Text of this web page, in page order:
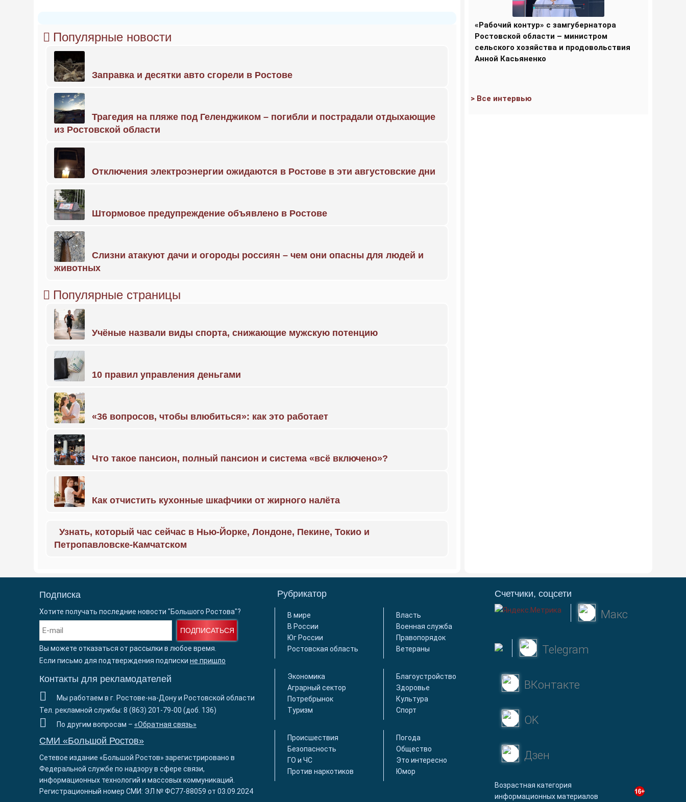
Популярные новости
Заправка и десятки авто сгорели в Ростове
Трагедия на пляже под Геленджиком – погибли и пострадали отдыхающие
из Ростовской области
Отключения электроэнергии ожидаются в Ростове в эти августовские дни
Штормовое предупреждение объявлено в Ростове
Слизни атакуют дачи и огороды россиян – чем они опасны для людей и
животных
Популярные страницы
Учёные назвали виды спорта, снижающие мужскую потенцию
10 правил управления деньгами
«36 вопросов, чтобы влюбиться»: как это работает
Что такое пансион, полный пансион и система «всё включено»?
Как отчистить кухонные шкафчики от жирного налёта
Узнать, который час сейчас в Нью-Йорке, Лондоне, Пекине, Токио и
Петропавловске-Камчатском
«Рабочий контур» с замгубернатора
Ростовской области – министром
сельского хозяйства и продовольствия
Анной Касьяненко
> Все интервью
Подписка
Хотите получать последние новости "Большого Ростова"?
ПОДПИСАТЬСЯ
Вы можете отказаться от рассылки в любое время.
Если письмо для подтверждения подписки не пришло
Контакты для рекламодателей
Мы работаем в г. Ростове-на-Дону и Ростовской области
Тел. рекламной службы: 8 (863) 201-79-00 (доб. 136)
По другим вопросам – «Обратная связь»
СМИ «Большой Ростов»
Сетевое издание «Большой Ростов» зарегистрировано в
Федеральной службе по надзору в сфере связи,
информационных технологий и массовых коммуникаций.
Регистрационный номер СМИ: ЭЛ № ФС77-88059 от 03.09.2024
Рубрикатор
В мире
В России
Юг России
Ростовская область
Власть
Военная служба
Правопорядок
Ветераны
Экономика
Аграрный сектор
Потребрынок
Туризм
Благоустройство
Здоровье
Культура
Спорт
Происшествия
Безопасность
ГО и ЧС
Против наркотиков
Погода
Общество
Это интересно
Юмор
Счетчики, соцсети
Макс
Telegram
ВКонтакте
OK
Дзен
Возрастная категория
информационных материалов